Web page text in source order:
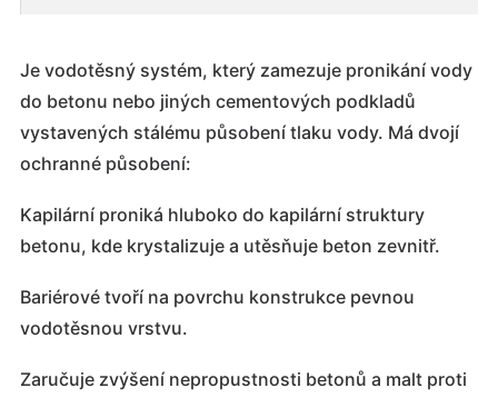
Je vodotěsný systém, který zamezuje pronikání vody
do betonu nebo jiných cementových podkladů
vystavených stálému působení tlaku vody. Má dvojí
ochranné působení:
Kapilární proniká hluboko do kapilární struktury
betonu, kde krystalizuje a utěsňuje beton zevnitř.
Bariérové tvoří na povrchu konstrukce pevnou
vodotěsnou vrstvu.
Zaručuje zvýšení nepropustnosti betonů a malt proti